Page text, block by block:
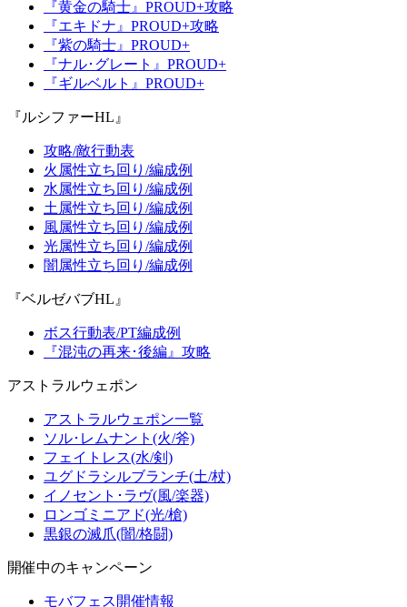
『黄金の騎士』PROUD+攻略
『エキドナ』PROUD+攻略
『紫の騎士』PROUD+
『ナル･グレート』PROUD+
『ギルベルト』PROUD+
『ルシファーHL』
攻略/敵行動表
火属性立ち回り/編成例
水属性立ち回り/編成例
土属性立ち回り/編成例
風属性立ち回り/編成例
光属性立ち回り/編成例
闇属性立ち回り/編成例
『ベルゼバブHL』
ボス行動表/PT編成例
『混沌の再来･後編』攻略
アストラルウェポン
アストラルウェポン一覧
ソル･レムナント(火/斧)
フェイトレス(水/剣)
ユグドラシルブランチ(土/杖)
イノセント･ラヴ(風/楽器)
ロンゴミニアド(光/槍)
黒銀の滅爪(闇/格闘)
開催中のキャンペーン
モバフェス開催情報